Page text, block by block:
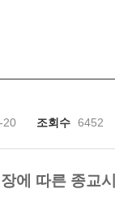
20 조회수 6452
에 따른 종교